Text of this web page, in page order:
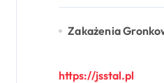
Zakażenia
https://jsstal.pl